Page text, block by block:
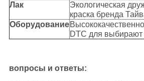
Лак
Экологическая
краска бренда
Оборудование
DTC для выбирают
вопросы и ответы: